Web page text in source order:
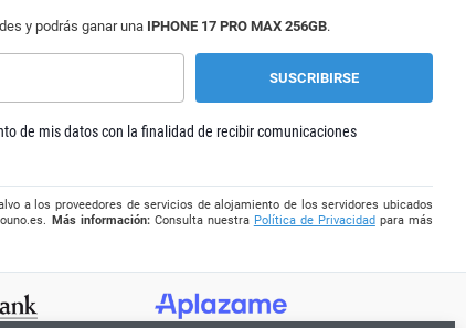
y podrás ganar una IPHONE 17 PRO MAX 256GB.
de mis datos con la finalidad de recibir comunicaciones
a los proveedores de servicios de alojamiento de los servidores ubicados
. Más información:Consulta nuestra Política de Privacidadpara más